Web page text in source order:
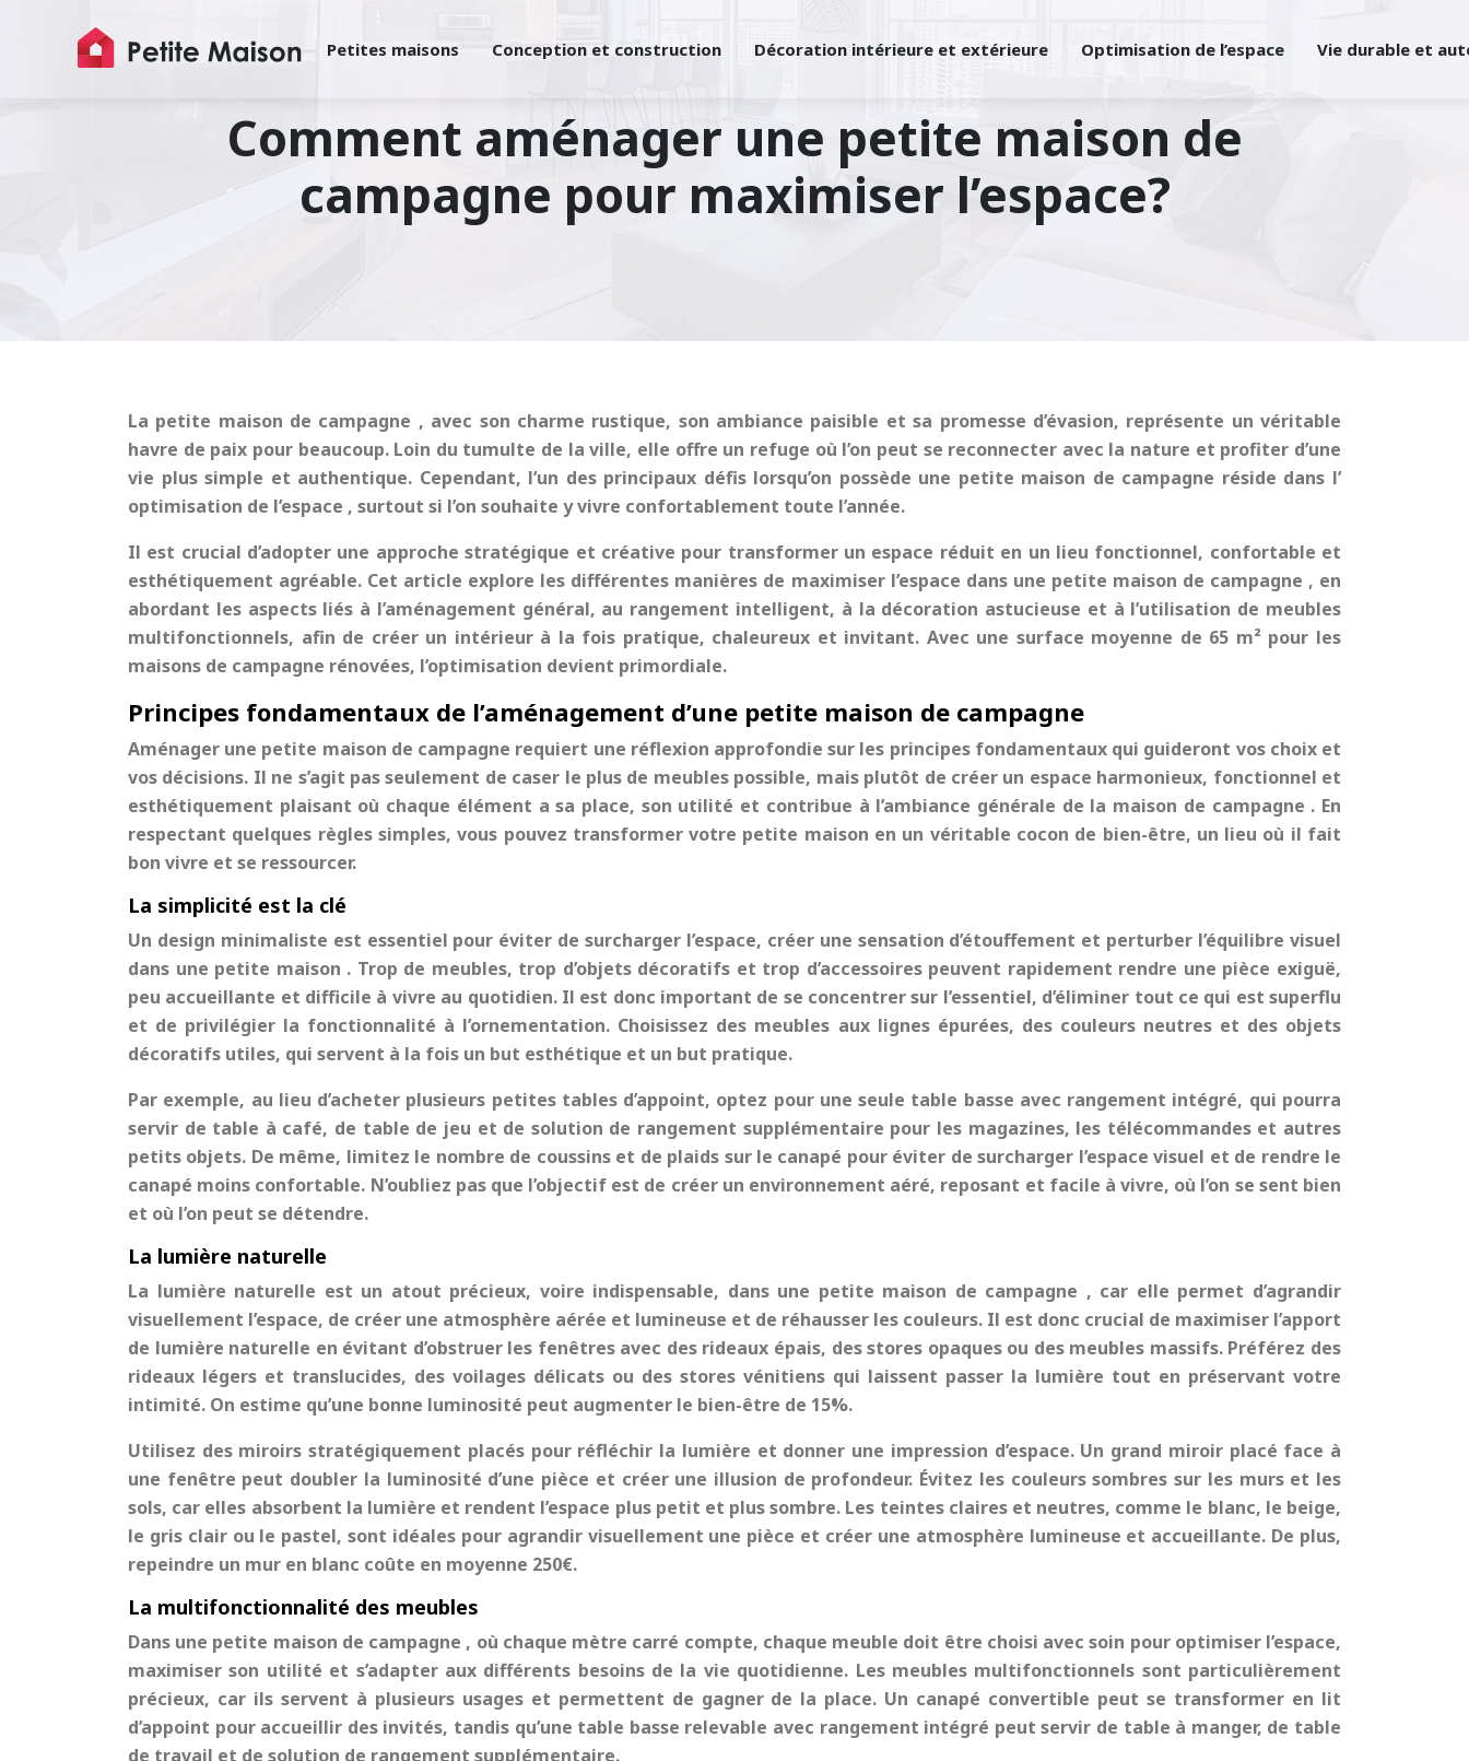
Petites maisons Conception et construction Décoration intérieure et extérieure Optimisation de l’espace Vie durable et
Comment aménager une petite maison de
campagne pour maximiser l’espace?
La petite maison de campagne , avec son charme rustique, son ambiance paisible et sa promesse d’évasion, représente un véritable
havre de paix pour beaucoup. Loin du tumulte de la ville, elle offre un refuge où l’on peut se reconnecter avec la nature et profiter d’une
vie plus simple et authentique. Cependant, l’un des principaux défis lorsqu’on possède une petite maison de campagne réside dans l’
optimisation de l’espace , surtout si l’on souhaite y vivre confortablement toute l’année.
Il est crucial d’adopter une approche stratégique et créative pour transformer un espace réduit en un lieu fonctionnel, confortable et
esthétiquement agréable. Cet article explore les différentes manières de maximiser l’espace dans une petite maison de campagne , en
abordant les aspects liés à l’aménagement général, au rangement intelligent, à la décoration astucieuse et à l’utilisation de meubles
multifonctionnels, afin de créer un intérieur à la fois pratique, chaleureux et invitant. Avec une surface moyenne de 65 m² pour les
maisons de campagne rénovées, l’optimisation devient primordiale.
Principes fondamentaux de l’aménagement d’une petite maison de campagne
Aménager une petite maison de campagne requiert une réflexion approfondie sur les principes fondamentaux qui guideront vos choix et
vos décisions. Il ne s’agit pas seulement de caser le plus de meubles possible, mais plutôt de créer un espace harmonieux, fonctionnel et
esthétiquement plaisant où chaque élément a sa place, son utilité et contribue à l’ambiance générale de la maison de campagne . En
respectant quelques règles simples, vous pouvez transformer votre petite maison en un véritable cocon de bien-être, un lieu où il fait
bon vivre et se ressourcer.
La simplicité est la clé
Un design minimaliste est essentiel pour éviter de surcharger l’espace, créer une sensation d’étouffement et perturber l’équilibre visuel
dans une petite maison . Trop de meubles, trop d’objets décoratifs et trop d’accessoires peuvent rapidement rendre une pièce exiguë,
peu accueillante et difficile à vivre au quotidien. Il est donc important de se concentrer sur l’essentiel, d’éliminer tout ce qui est superflu
et de privilégier la fonctionnalité à l’ornementation. Choisissez des meubles aux lignes épurées, des couleurs neutres et des objets
décoratifs utiles, qui servent à la fois un but esthétique et un but pratique.
Par exemple, au lieu d’acheter plusieurs petites tables d’appoint, optez pour une seule table basse avec rangement intégré, qui pourra
servir de table à café, de table de jeu et de solution de rangement supplémentaire pour les magazines, les télécommandes et autres
petits objets. De même, limitez le nombre de coussins et de plaids sur le canapé pour éviter de surcharger l’espace visuel et de rendre le
canapé moins confortable. N’oubliez pas que l’objectif est de créer un environnement aéré, reposant et facile à vivre, où l’on se sent bien
et où l’on peut se détendre.
La lumière naturelle
La lumière naturelle est un atout précieux, voire indispensable, dans une petite maison de campagne , car elle permet d’agrandir
visuellement l’espace, de créer une atmosphère aérée et lumineuse et de réhausser les couleurs. Il est donc crucial de maximiser l’apport
de lumière naturelle en évitant d’obstruer les fenêtres avec des rideaux épais, des stores opaques ou des meubles massifs. Préférez des
rideaux légers et translucides, des voilages délicats ou des stores vénitiens qui laissent passer la lumière tout en préservant votre
intimité. On estime qu’une bonne luminosité peut augmenter le bien-être de 15%.
Utilisez des miroirs stratégiquement placés pour réfléchir la lumière et donner une impression d’espace. Un grand miroir placé face à
une fenêtre peut doubler la luminosité d’une pièce et créer une illusion de profondeur. Évitez les couleurs sombres sur les murs et les
sols, car elles absorbent la lumière et rendent l’espace plus petit et plus sombre. Les teintes claires et neutres, comme le blanc, le beige,
le gris clair ou le pastel, sont idéales pour agrandir visuellement une pièce et créer une atmosphère lumineuse et accueillante. De plus,
repeindre un mur en blanc coûte en moyenne 250€.
La multifonctionnalité des meubles
Dans une petite maison de campagne , où chaque mètre carré compte, chaque meuble doit être choisi avec soin pour optimiser l’espace,
maximiser son utilité et s’adapter aux différents besoins de la vie quotidienne. Les meubles multifonctionnels sont particulièrement
précieux, car ils servent à plusieurs usages et permettent de gagner de la place. Un canapé convertible peut se transformer en lit
d’appoint pour accueillir des invités, tandis qu’une table basse relevable avec rangement intégré peut servir de table à manger, de table
de travail et de solution de rangement supplémentaire.